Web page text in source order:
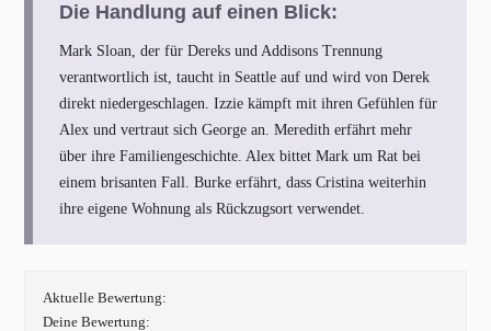
Die Handlung auf einen Blick:
Mark Sloan, der für Dereks und Addisons Trennung
verantwortlich ist, taucht in Seattle auf und wird von Derek
direkt niedergeschlagen. Izzie kämpft mit ihren Gefühlen für
Alex und vertraut sich George an. Meredith erfährt mehr
über ihre Familiengeschichte. Alex bittet Mark um Rat bei
einem brisanten Fall. Burke erfährt, dass Cristina weiterhin
ihre eigene Wohnung als Rückzugsort verwendet.
Aktuelle Bewertung:
Deine Bewertung: